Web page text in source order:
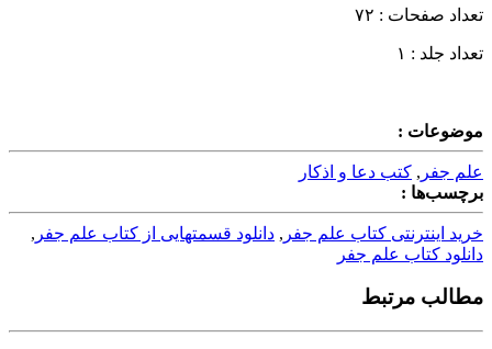
تعداد صفحات : ۷۲
تعداد جلد : ۱
موضوعات :
علم جفر , کتب دعا و اذکار
برچسب‌ها :
خرید اینترنتی کتاب علم جفر , دانلود قسمتهایی از کتاب علم جفر ,
دانلود کتاب علم جفر
مطالب مرتبط